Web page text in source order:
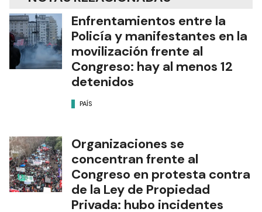
Enfrentamientos entre la
Policía y manifestantes en la
movilización frente al
Congreso: hay al menos 12
detenidos
PAÍS
Organizaciones se
concentran frente al
Congreso en protesta contra
de la Ley de Propiedad
Privada: hubo incidentes